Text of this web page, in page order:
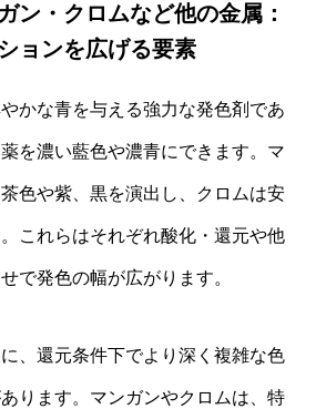
ン・クロムなど他の金属：
ョンを広げる要素
かな青を与える強力な発色剤であ
を濃い藍色や濃青にできます。マ
色や紫、黒を演出し、クロムは安
これらはそれぞれ酸化・還元や他
で発色の幅が広がります。
、還元条件下でより深く複雑な色
ります。マンガンやクロムは、特